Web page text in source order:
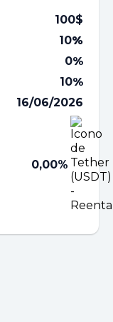
100$
10%
0%
10%
16/06/2026
0,00%